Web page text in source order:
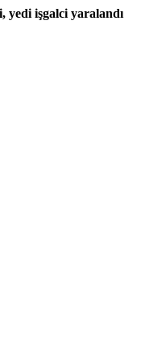
yedi işgalci yaralandı